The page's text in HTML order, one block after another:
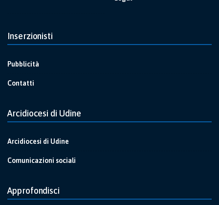
Inserzionisti
Pubblicità
Contatti
Arcidiocesi di Udine
Arcidiocesi di Udine
Comunicazioni sociali
Approfondisci